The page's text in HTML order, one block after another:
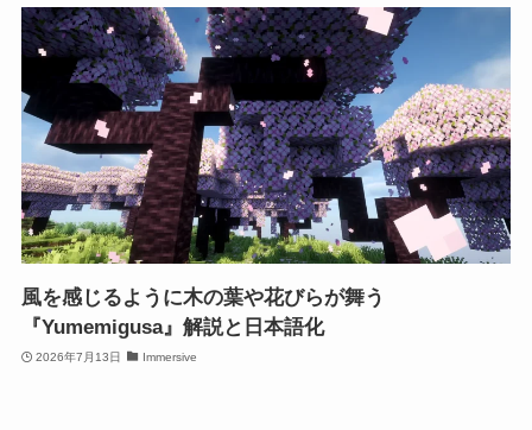
風を感じるように木の葉や花びらが舞う
『Yumemigusa』解説と日本語化
2026年7月13日 Immersive